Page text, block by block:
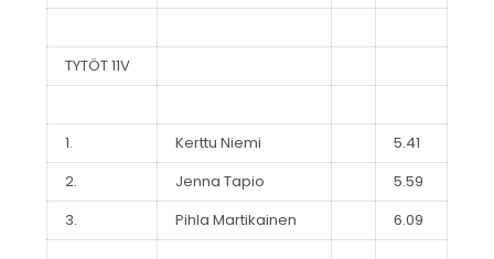
TYTÖT 11V
1. Kerttu Niemi
5.41
2.
Jenna Tapio
5.59
3.
Pihla Martikainen 6.09